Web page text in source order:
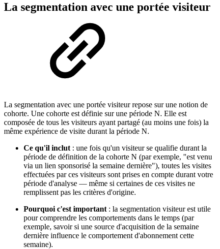
La segmentation avec une portée visiteur
La segmentation avec une portée visiteur repose sur une notion de
cohorte. Une cohorte est définie sur une période N. Elle est
composée de tous les visiteurs ayant partagé (au moins une fois) la
même expérience de visite durant la période N.
Ce qu'il inclut : une fois qu'un visiteur se qualifie durant la
période de définition de la cohorte N (par exemple, "est venu
via un lien sponsorisé la semaine dernière"), toutes les visites
effectuées par ces visiteurs sont prises en compte durant votre
période d'analyse — même si certaines de ces visites ne
remplissent pas les critères d'origine.
Pourquoi c'est important : la segmentation visiteur est utile
pour comprendre les comportements dans le temps (par
exemple, savoir si une source d'acquisition de la semaine
dernière influence le comportement d'abonnement cette
semaine).